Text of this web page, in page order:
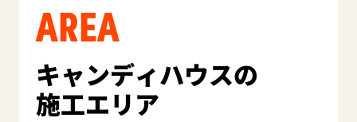
AREA
キャンディハウスの
施工エリア